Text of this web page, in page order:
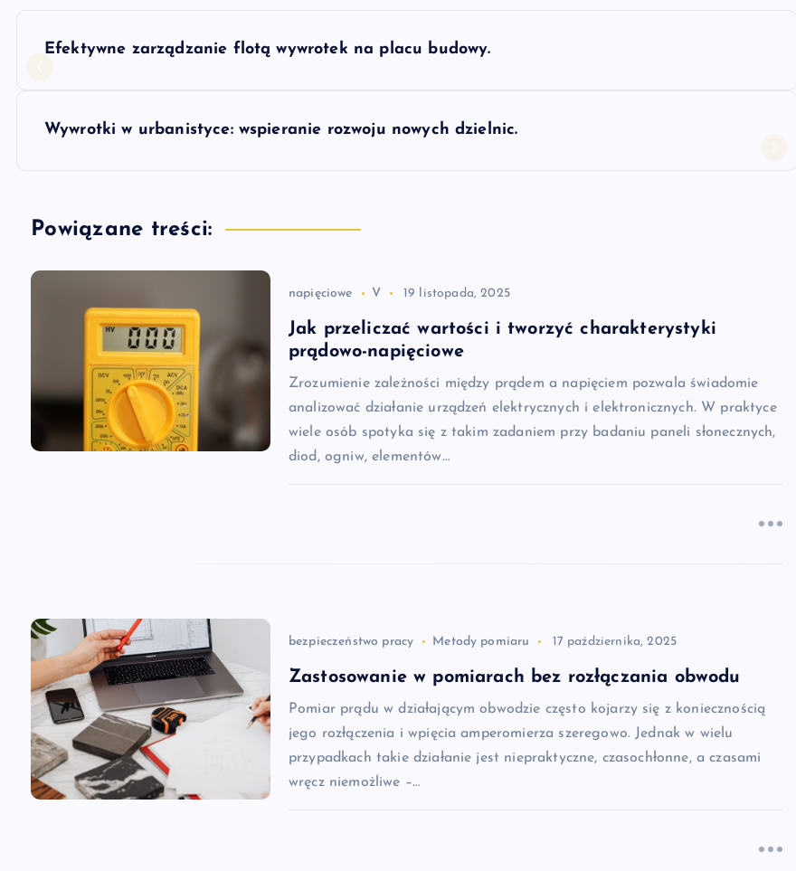
N
g
a
a
s
u
Efektywne zarządzanie flotą wywrotek na placu budowy.
Wywrotki w urbanistyce: wspieranie rozwoju nowych dzielnic.
Powiązane treści:
napięciowe V 19 listopada, 2025
Jak przeliczać wartości i tworzyć charakterystyki
prądowo-napięciowe
Zrozumienie zależności między prądem a napięciem pozwala świadomie
analizować działanie urządzeń elektrycznych i elektronicznych. W praktyce
wiele osób spotyka się z takim zadaniem przy badaniu paneli słonecznych,
diod, ogniw, elementów…
bezpieczeństwo pracy Metody pomiaru 17 października, 2025
Zastosowanie w pomiarach bez rozłączania obwodu
Pomiar prądu w działającym obwodzie często kojarzy się z koniecznością
jego rozłączenia i wpięcia amperomierza szeregowo. Jednak w wielu
przypadkach takie działanie jest niepraktyczne, czasochłonne, a czasami
wręcz niemożliwe –…